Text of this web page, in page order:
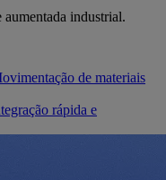
industrial.
de materiais
rápida e